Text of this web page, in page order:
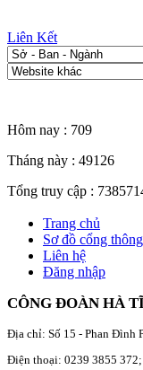
Liên Kết
Hôm nay : 709
Tháng này : 49126
Tổng truy cập :
Trang chủ
Sơ đồ cổng
Liên hệ
Đăng nhập
CÔNG ĐOÀN HÀ
Địa chỉ: Số 15 - Phan Đình
Điện thoại: 0239 3855